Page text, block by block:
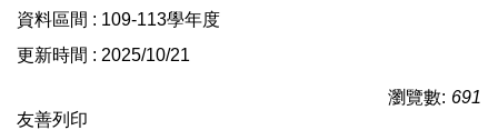
資料區間 : 109-113學年度
更新時間 : 2025/10/21
瀏覽數: 691
友善列印